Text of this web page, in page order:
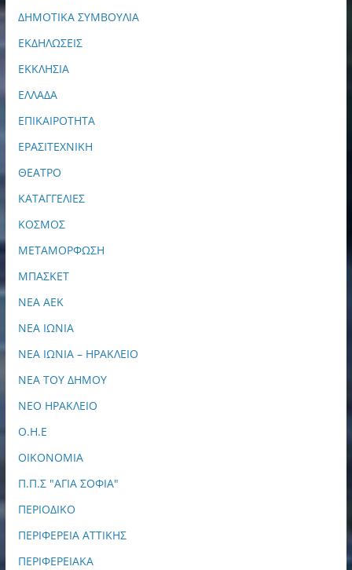
ΔΗΜΟΤΙΚΑ ΣΥΜΒΟΥΛΙΑ
ΕΚΔΗΛΩΣΕΙΣ
ΕΚΚΛΗΣΙΑ
ΕΛΛΑΔΑ
ΕΠΙΚΑΙΡΟΤΗΤΑ
ΕΡΑΣΙΤΕΧΝΙΚΗ
ΘΕΑΤΡΟ
ΚΑΤΑΓΓΕΛΙΕΣ
ΚΟΣΜΟΣ
ΜΕΤΑΜΟΡΦΩΣΗ
ΜΠΑΣΚΕΤ
ΝΕΑ ΑΕΚ
ΝΕΑ ΙΩΝΙΑ
ΝΕΑ ΙΩΝΙΑ – ΗΡΑΚΛΕΙΟ
ΝΕΑ ΤΟΥ ΔΗΜΟΥ
ΝΕΟ ΗΡΑΚΛΕΙΟ
Ο.Η.Ε
ΟΙΚΟΝΟΜΙΑ
Π.Π.Σ "ΑΓΙΑ ΣΟΦΙΑ"
ΠΕΡΙΟΔΙΚΟ
ΠΕΡΙΦΕΡΕΙΑ ΑΤΤΙΚΗΣ
ΠΕΡΙΦΕΡΕΙΑΚΑ